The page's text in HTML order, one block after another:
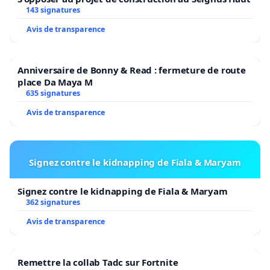
juste mesure des enjeux pour quelques
décennies sur la pointe des Ardennes et ses
rumeurs et désordres préjudiciables à l’ordre
public,
Nous sollicitons de votre bienveillance :
De reporter cette enquête publique prévue à partir
du lundi 8 janvier 2024 et de demander au
de communiquer en amont sur le projet, le choix
du site, sa pertinence, ses impacts divers et
notamment sanitaires,
dossier par un cabinet professionnel et totalement
143 signatures
Avis de transparence
Anniversaire de Bonny & Read : fermeture de route
place Da Maya M
635 signatures
Avis de transparence
Signez contre le kidnapping de Fiala & Maryam
Signez contre le kidnapping de Fiala & Maryam
362 signatures
Avis de transparence
Remettre la collab Tadc sur Fortnite